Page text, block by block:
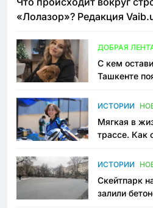
«Лолазор»? Редакция
ДОБРАЯ
С кем
Ташкенте
ИСТОРИИ
Мягкая в
трассе. Как
Узбекистане
ИСТОРИИ
Скейтпарк
залили